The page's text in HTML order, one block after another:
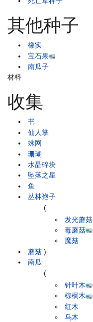
其他种子
橡实
宝石果
南瓜子
材料
收集
书
仙人掌
蛛网
珊瑚
水晶碎块
坠落之星
鱼
丛林孢子
蘑菇
(
发光蘑菇
毒蘑菇
魔菇
)
南瓜
(
针叶木
棕榈木
红木
乌木